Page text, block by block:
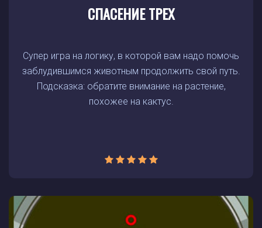
СПАСЕНИЕ ТРЕХ
Супер игра на логику, в которой вам надо помочь
заблудившимся животным продолжить свой путь.
Подсказка: обратите внимание на растение,
похожее на кактус.